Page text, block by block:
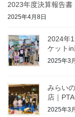
2023年度決算報告書
2025年4月8日
2024年
ケット
2025年3
みらい
店｜
2025年3